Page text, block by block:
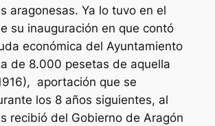
aragonesas. Ya lo tuvo en el
su inauguración en que contó
económica del Ayuntamiento
de 8.000 pesetas de aquella
aportación que se
los 8 años siguientes, al
recibió del Gobierno de Aragón